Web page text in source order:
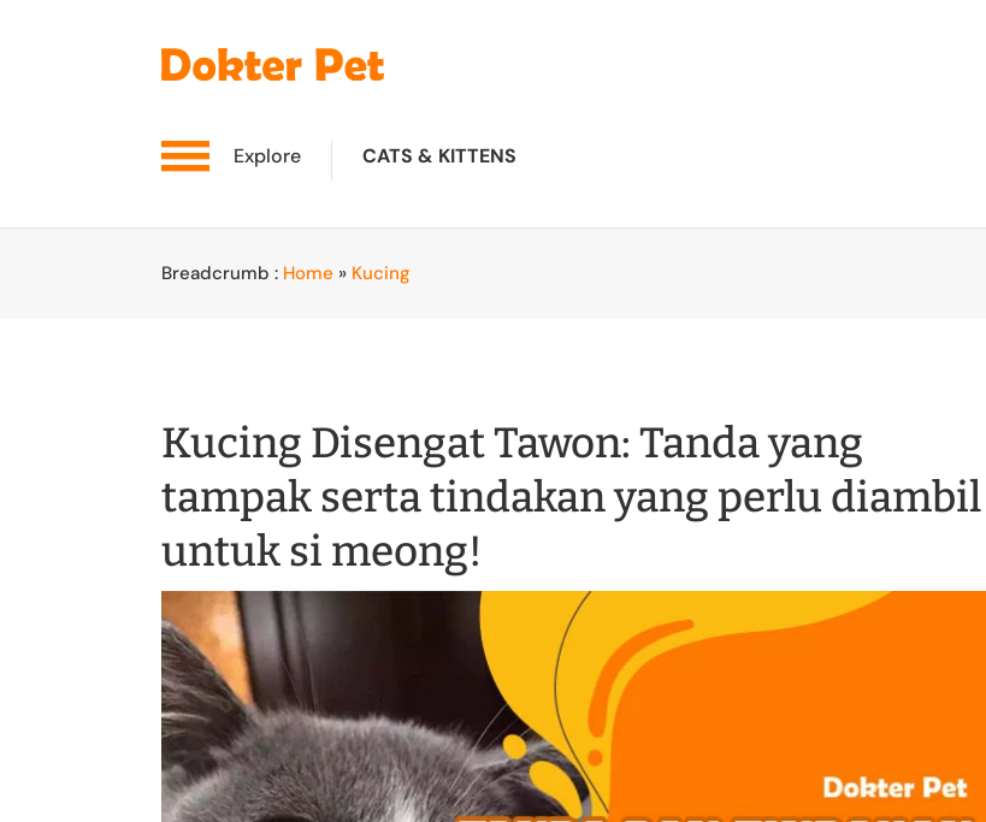
Explore CATS & KITTENS
Breadcrumb : Home » Kucing
Kucing Disengat Tawon: Tanda yang
tampak serta tindakan yang perlu diambil
untuk si meong!